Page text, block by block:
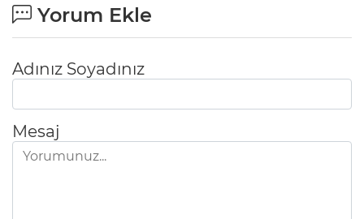
Yorum Ekle
Adınız Soyadınız
Mesaj